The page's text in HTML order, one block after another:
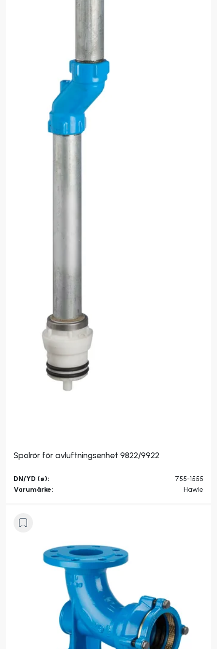
Spolrör för avluftningsenhet 9822/9922
DN/YD (ø):
755-1555
Varumärke:
Hawle